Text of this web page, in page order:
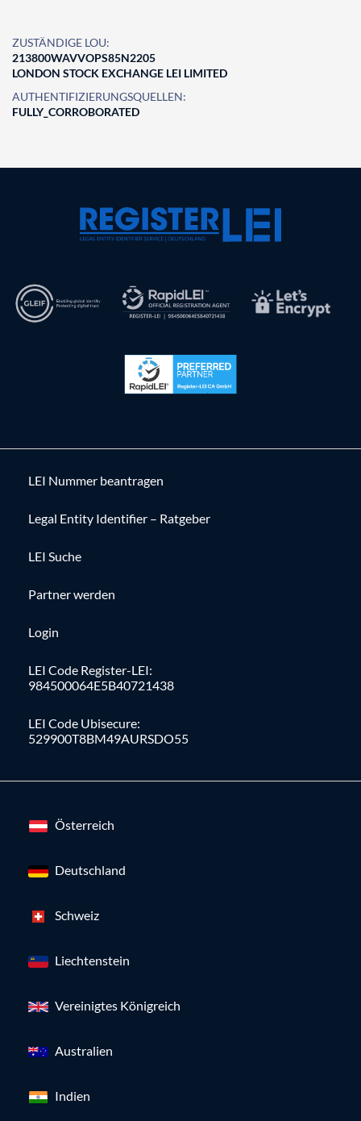
ZUSTÄNDIGE LOU:
213800WAVVOPS85N2205
LONDON STOCK EXCHANGE LEI LIMITED
AUTHENTIFIZIERUNGSQUELLEN:
FULLY_CORROBORATED
LEI Nummer beantragen
Legal Entity Identifier – Ratgeber
LEI Suche
Partner werden
Login
LEI Code Register-LEI:
984500064E5B40721438
LEI Code Ubisecure:
529900T8BM49AURSDO55
Österreich
Deutschland
Schweiz
Liechtenstein
Vereinigtes Königreich
Australien
Indien